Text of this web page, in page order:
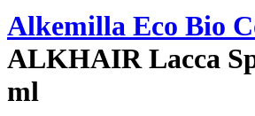
Alkemilla Eco Bio
ALKHAIR Lacca
ml